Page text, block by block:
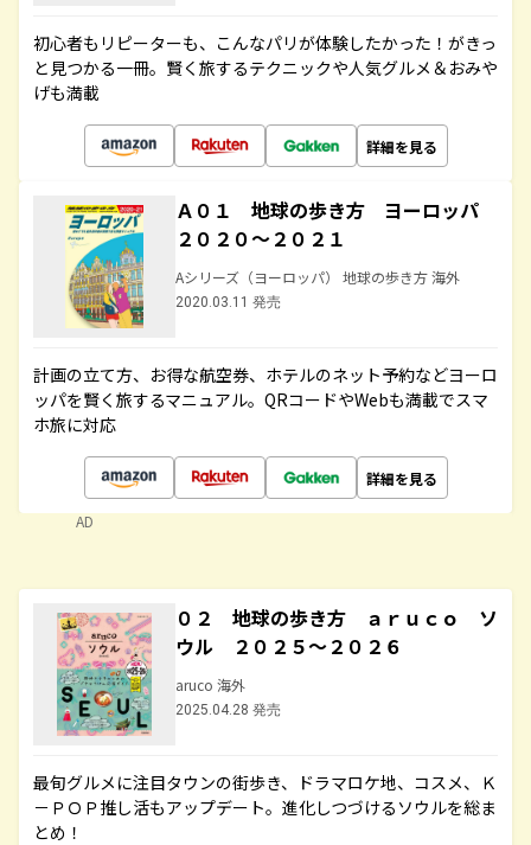
初心者もリピーターも、こんなパリが体験したかった！がきっ
と見つかる一冊。賢く旅するテクニックや人気グルメ＆おみや
げも満載
詳細を見る
Ａ０１ 地球の歩き方 ヨーロッパ
２０２０～２０２１
Aシリーズ（ヨーロッパ） 地球の歩き方 海外
2020.03.11 発売
計画の立て方、お得な航空券、ホテルのネット予約などヨーロ
ッパを賢く旅するマニュアル。QRコードやWebも満載でスマ
ホ旅に対応
詳細を見る
AD
０２ 地球の歩き方 ａｒｕｃｏ ソ
ウル ２０２５～２０２６
aruco 海外
2025.04.28 発売
最旬グルメに注目タウンの街歩き、ドラマロケ地、コスメ、Ｋ
－ＰＯＰ推し活もアップデート。進化しつづけるソウルを総ま
とめ！